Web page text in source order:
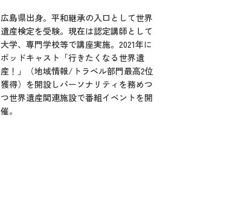
広島県出身。平和継承の入口として世界
遺産検定を受験。現在は認定講師として
大学、専門学校等で講座実施。2021年に
ポッドキャスト「行きたくなる世界遺
産！」（地域情報/トラベル部門最高2位
獲得）を開設しパーソナリティを務めつ
つ世界遺産関連施設で番組イベントを開
催。